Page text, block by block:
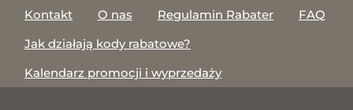
Kontakt O nas Regulamin Rabater
FAQ
Jak działają kody rabatowe?
Kalendarz promocji i wyprzedaży